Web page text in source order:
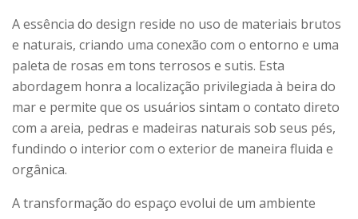
A essência do design reside no uso de materiais brutos
e naturais, criando uma conexão com o entorno e uma
paleta de rosas em tons terrosos e sutis. Esta
abordagem honra a localização privilegiada à beira do
mar e permite que os usuários sintam o contato direto
com a areia, pedras e madeiras naturais sob seus pés,
fundindo o interior com o exterior de maneira fluida e
orgânica.
A transformação do espaço evolui de um ambiente